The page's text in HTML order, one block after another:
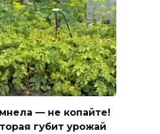
— не копайте!
губит урожай